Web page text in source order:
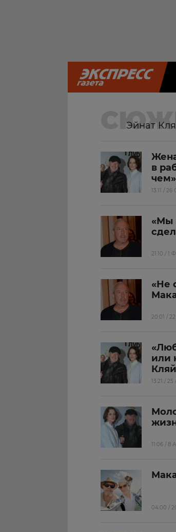
Эйнат
в
чем»
13:11 /
«Мы
21:10 / 1
«Не
20:01 /
или
13:21 /
11:06 / 8
04:00 /